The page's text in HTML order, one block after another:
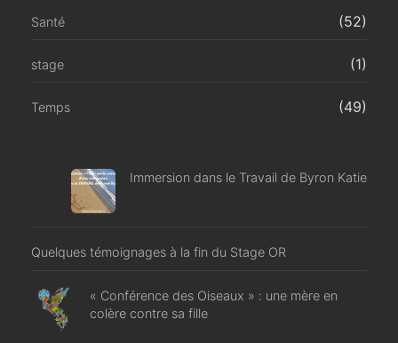
Santé (52)
stage (1)
Temps (49)
Immersion dans le Travail de Byron Katie
Quelques témoignages à la fin du Stage OR
« Conférence des Oiseaux » : une mère en
colère contre sa fille